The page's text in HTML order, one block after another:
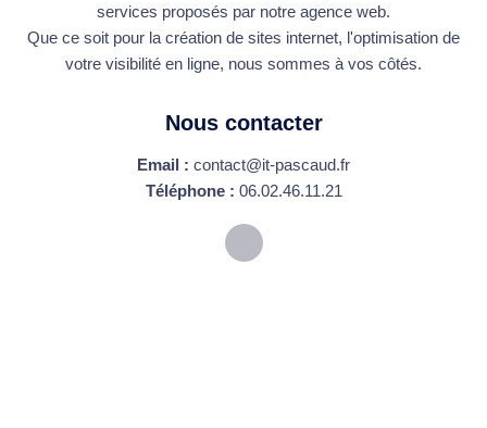
services proposés par notre agence web.
Que ce soit pour la création de sites internet, l'optimisation de
votre visibilité en ligne, nous sommes à vos côtés.
Nous contacter
Email : contact@it-pascaud.fr
Téléphone : 06.02.46.11.21